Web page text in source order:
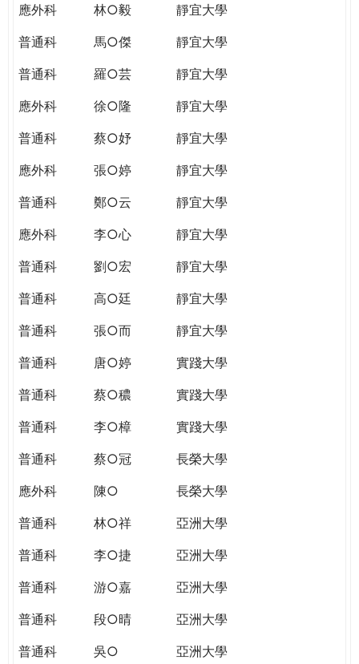
應外科
林○毅
靜宜大學
普通科
馬○傑
靜宜大學
普通科
羅○芸
靜宜大學
應外科
徐○隆
靜宜大學
普通科
蔡○妤
靜宜大學
應外科
張○婷
靜宜大學
普通科
鄭○云
靜宜大學
應外科
李○心
靜宜大學
普通科
劉○宏
靜宜大學
普通科
高○廷
靜宜大學
普通科
張○而
靜宜大學
普通科
唐○婷
實踐大學
普通科
蔡○穠
實踐大學
普通科
李○樟
實踐大學
普通科
蔡○冠
長榮大學
應外科
陳○
長榮大學
普通科
林○祥
亞洲大學
普通科
李○捷
亞洲大學
普通科
游○嘉
亞洲大學
普通科
段○晴
亞洲大學
普通科
吳○ 亞洲大學